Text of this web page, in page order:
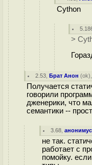
Cython
>
2.53 ,Брат Анон (ok
Получается
говорили
дженерики, что
семантики --
3.68 ,анонимус
не так.
работает с
помойку.